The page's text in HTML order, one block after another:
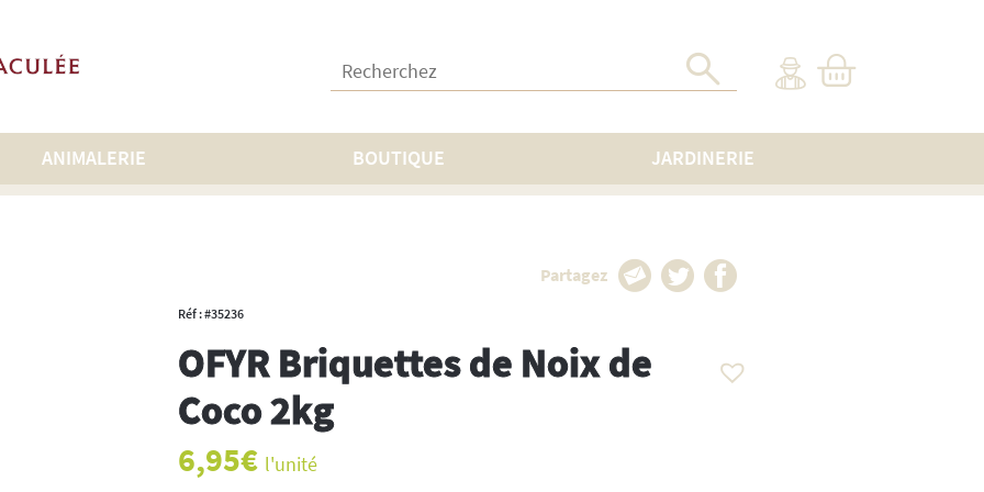
Recherchez :
ANIMALERIE BOUTIQUE JARDINERIE
> OFYR Briquettes de Noix de Coco 2kg
Partagez
Réf : #35236
OFYR Briquettes de Noix de
Coco 2kg
6,95€ l'unité